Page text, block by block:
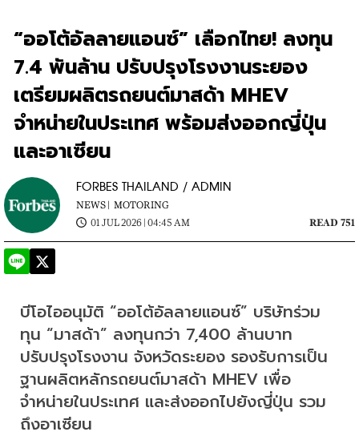
“ออโต้อัลลายแอนซ์” เลือกไทย! ลงทุน
7.4 พันล้าน ปรับปรุงโรงงานระยอง
เตรียมผลิตรถยนต์มาสด้า MHEV
จำหน่ายในประเทศ พร้อมส่งออกญี่ปุ่น
และอาเซียน
FORBES THAILAND / ADMIN
NEWS | MOTORING
01 JUL 2026 | 04:45 AM
READ 751
บีโอไออนุมัติ “ออโต้อัลลายแอนซ์” บริษัทร่วม
ทุน “มาสด้า” ลงทุนกว่า 7,400 ล้านบาท
ปรับปรุงโรงงาน จังหวัดระยอง รองรับการเป็น
ฐานผลิตหลักรถยนต์มาสด้า MHEV เพื่อ
จำหน่ายในประเทศ และส่งออกไปยังญี่ปุ่น รวม
ถึงอาเซียน